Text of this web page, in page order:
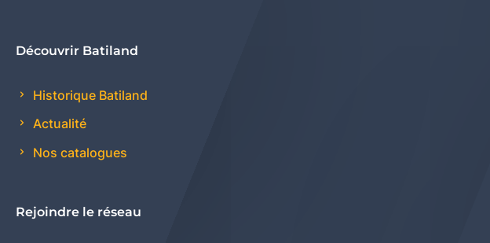
Découvrir Batiland
Historique Batiland
Actualité
Nos catalogues
Rejoindre le réseau